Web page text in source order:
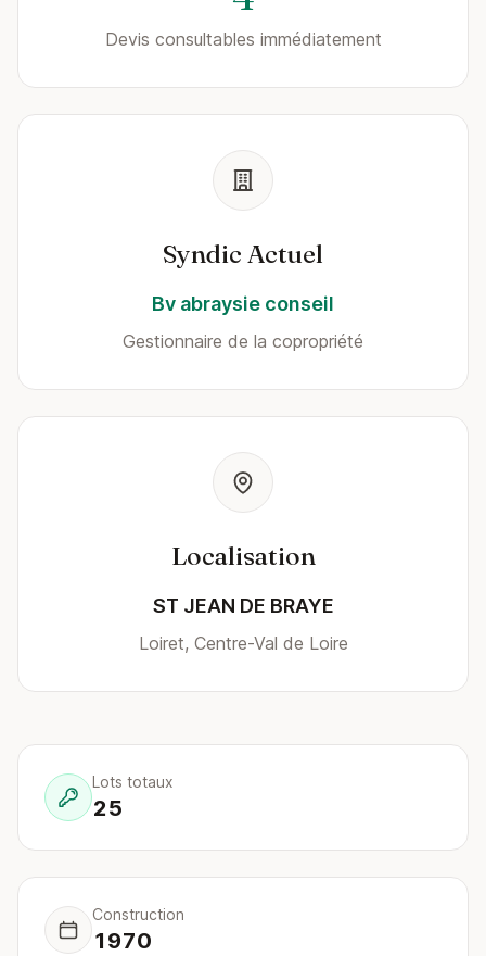
Devis consultables immédiatement
Syndic Actuel
Bv abraysie conseil
Gestionnaire de la copropriété
Localisation
ST JEAN DE BRAYE
Loiret, Centre-Val de Loire
Lots totaux
25
Construction
1970